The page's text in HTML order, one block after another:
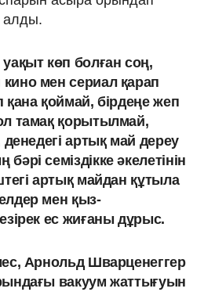
алды.
көп болған соң,
мен сериал қарап
қоймай, бірдеңе жеп
тамақ қорытылмай,
денедегі артық май дереу
семіздікке әкелетінін
артық майдан құтыла
мен қыз-
ес жиғаны дұрыс.
Арнольд Шварценеггер
вакуум жаттығуын